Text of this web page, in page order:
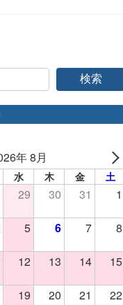
検索
年 8月
水 木 金 土
29 30 31 1
5 6 7 8
12 13 14 15
19 20 21 22